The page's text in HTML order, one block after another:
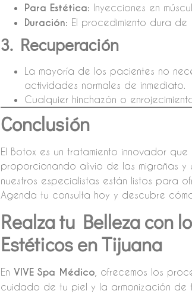
Para Estética: Inyecciones en
Duración: El procedimiento dura de
3. Recuperación
La mayoría de los pacientes no
actividades normales de inmediato.
Cualquier hinchazón o
Conclusión
El Botox es un tratamiento innovador
proporcionando alivio de las migrañas y
nuestros especialistas están listos para
Agenda tu consulta hoy y descubre
Realza tu Belleza con
Estéticos en Tijuana
En VIVE Spa Médico , ofrecemos los
cuidado de tu piel y la armonización de